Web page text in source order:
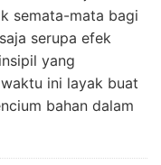
semata-mata bagi
serupa efek
yang
ini layak buat
bahan dalam